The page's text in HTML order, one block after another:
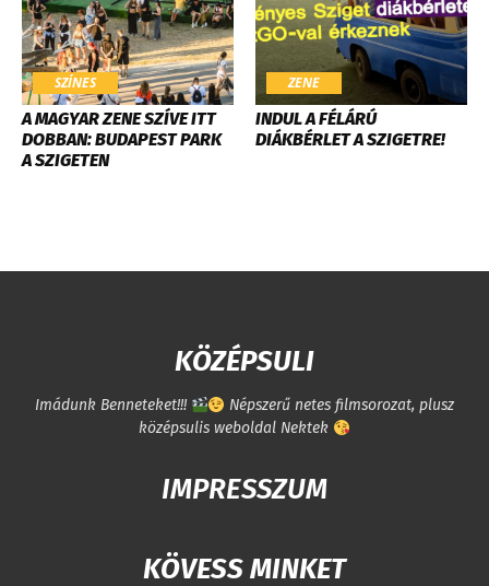
SZÍNES
A MAGYAR ZENE SZÍVE ITT
DOBBAN: BUDAPEST PARK
A SZIGETEN
ZENE
INDUL A FÉLÁRÚ
DIÁKBÉRLET A SZIGETRE!
KÖZÉPSULI
Imádunk Benneteket!!!
Népszerű netes filmsorozat, plusz
középsulis weboldal Nektek
IMPRESSZUM
KÖVESS MINKET